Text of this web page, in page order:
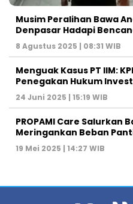
Musim Peralihan Bawa
Denpasar Hadapi
8 Agustus 2025 | 08:31 WIB
Menguak Kasus PT IIM:
Penegakan Hukum
24 Juni 2025 | 15:19 WIB
PROPAMI Care Salurkan
Meringankan Beban
19 Mei 2025 | 14:27 WIB